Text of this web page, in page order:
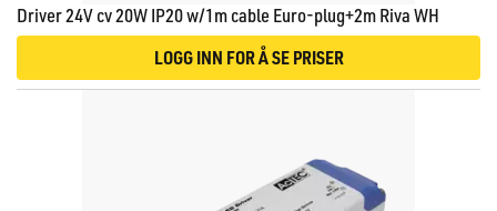
Driver 24V cv 20W IP20 w/1m cable Euro-plug+2m Riva WH
LOGG INN FOR Å SE PRISER